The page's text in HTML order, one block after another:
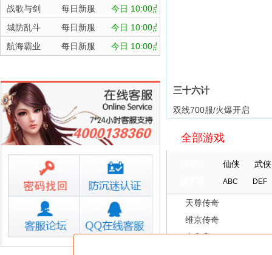
战歌与剑
每日新服
今日 10:00点
城防乱斗
每日新服
今日 10:00点
航海霸业
每日新服
今日 10:00点
深渊契约
每日新服
今日 10:00点
坠落守望者
今日 10:00点
正中靶心
每日新服
今日 10:00点
神兵奇迹
每日新服
今日 10:00点
微乐捕鱼千炮版
今日 10:00点
帕瓦勇者传说
今日 10:00点
群英风华录
每日新服
今日 10:00点
小小仙王
今日 10:00点
少年名将
每日新服
今日 10:00点
三十六计
双线700服/火爆开启
全部游戏
仙侠 武侠
ABC DEF
天尊传奇
维京传奇
大皇帝